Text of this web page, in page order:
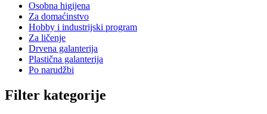
Osobna higijena
Za domaćinstvo
Hobby i industrijski program
Za ličenje
Drvena galanterija
Plastična galanterija
Po narudžbi
Filter kategorije